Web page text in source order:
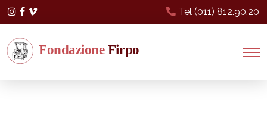
Tel (011) 812.90.20
Instagram
Facebook
Vimeo